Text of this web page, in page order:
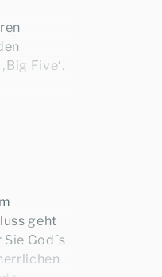
gegen
mit
Five‘.
geht
God´s